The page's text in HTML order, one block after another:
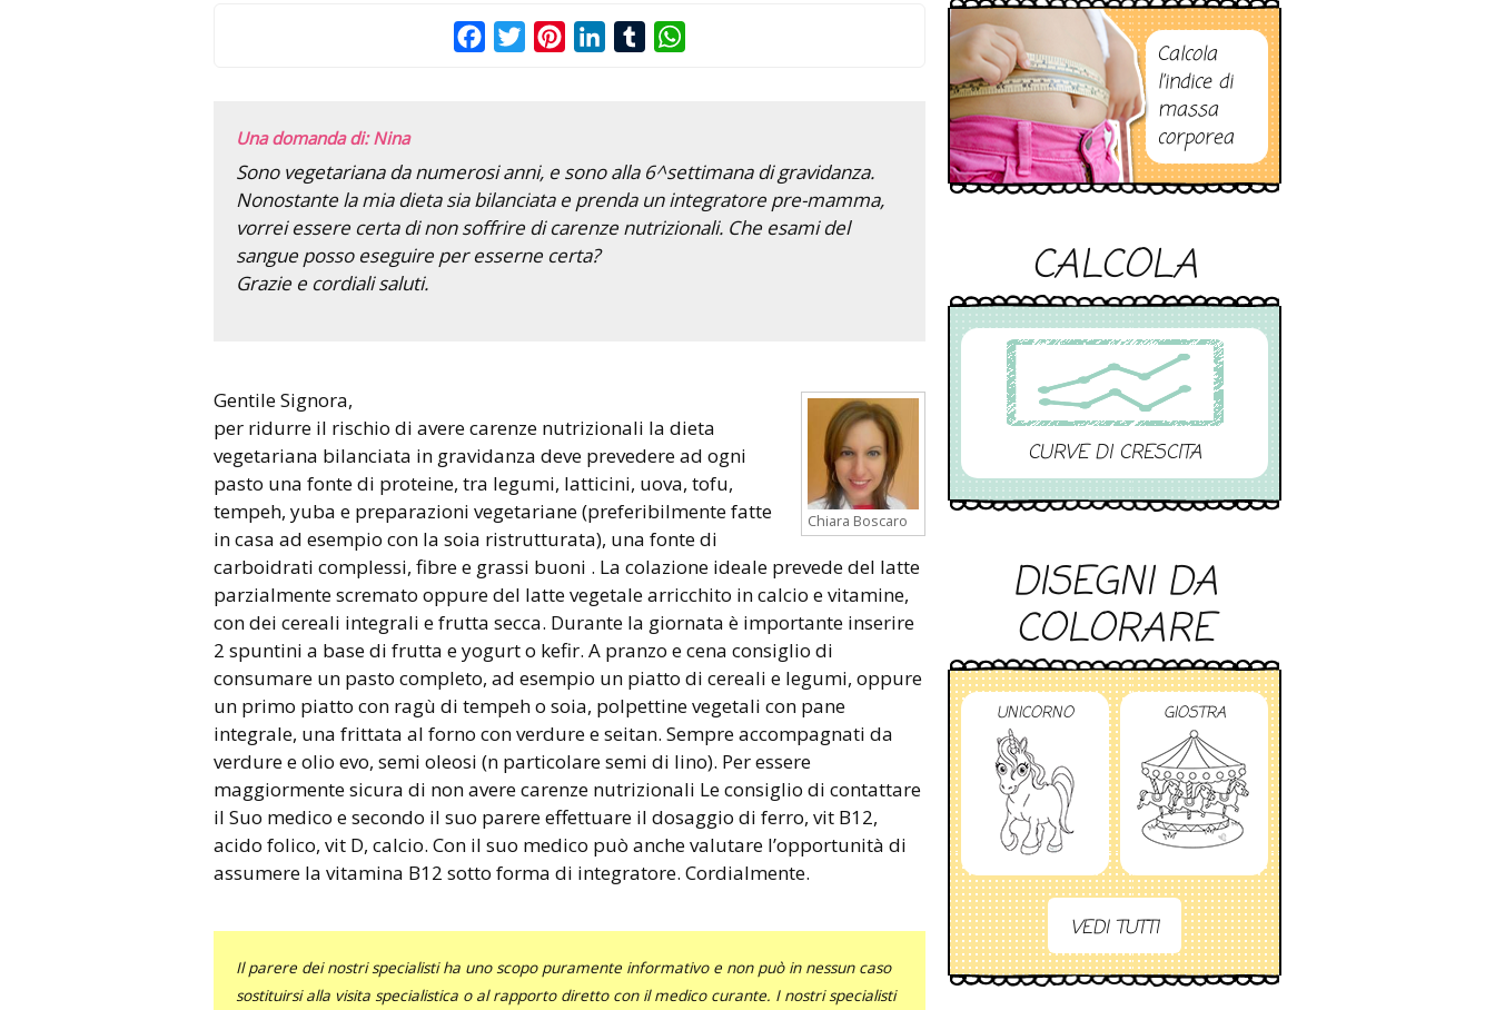
FacebookTwitterPinterestLinkedInTumblr
Una domanda di: Nina
Sono vegetariana da numerosi anni, e sono alla 6^settimana di gravidanza.
Nonostante la mia dieta sia bilanciata e prenda un integratore pre-mamma,
vorrei essere certa di non soffrire di carenze nutrizionali. Che esami del
sangue posso eseguire per esserne certa?
Grazie e cordiali saluti.
Chiara Boscaro
Gentile Signora,
per ridurre il rischio di avere carenze nutrizionali la dieta
vegetariana bilanciata in gravidanza deve prevedere ad ogni
pasto una fonte di proteine, tra legumi, latticini, uova, tofu,
tempeh, yuba e preparazioni vegetariane (preferibilmente fatte
in casa ad esempio con la soia ristrutturata), una fonte di
carboidrati complessi, fibre e grassi buoni . La colazione ideale prevede del latte
parzialmente scremato oppure del latte vegetale arricchito in calcio e vitamine,
con dei cereali integrali e frutta secca. Durante la giornata è importante inserire
2 spuntini a base di frutta e yogurt o kefir. A pranzo e cena consiglio di
consumare un pasto completo, ad esempio un piatto di cereali e legumi, oppure
un primo piatto con ragù di tempeh o soia, polpettine vegetali con pane
integrale, una frittata al forno con verdure e seitan. Sempre accompagnati da
verdure e olio evo, semi oleosi (n particolare semi di lino). Per essere
maggiormente sicura di non avere carenze nutrizionali Le consiglio di contattare
il Suo medico e secondo il suo parere effettuare il dosaggio di ferro, vit B12,
acido folico, vit D, calcio. Con il suo medico può anche valutare l’opportunità di
assumere la vitamina B12 sotto forma di integratore. Cordialmente.
Il parere dei nostri specialisti ha uno scopo puramente informativo e non può in nessun caso
sostituirsi alla visita specialistica o al rapporto diretto con il medico curante. I nostri specialisti
Calcola
l’indice di
massa
corporea
CALCOLA
CURVE DI CRESCITA
DISEGNI DA
COLORARE
UNICORNO GIOSTRA
VEDI TUTTI